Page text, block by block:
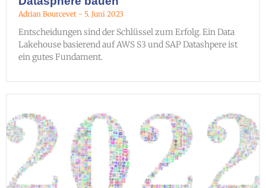
Adrian Bourcevet 5. Juni 2023
Entscheidungen sind der Schlüssel zum Erfolg. Ein Data
Lakehouse basierend auf AWS S3 und SAP Datashpere ist
ein gutes Fundament.